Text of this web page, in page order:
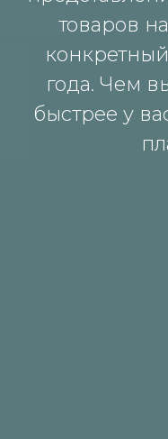
товаров
года. Чем
быстрее у